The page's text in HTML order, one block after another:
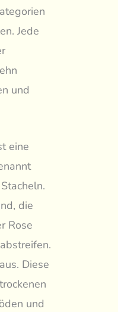
Jede
und
eine
die
Rose
Diese
und